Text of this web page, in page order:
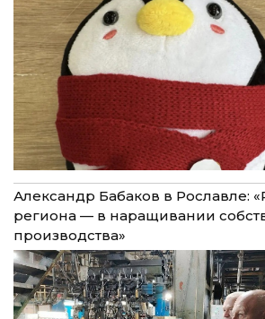
Александр Бабаков в Рославле:
региона — в наращивании
производства»